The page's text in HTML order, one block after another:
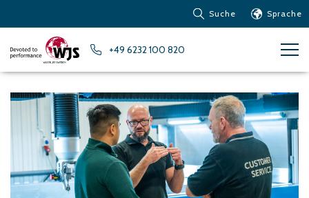
Suche Sprache
+49 6232 100 820
Nachrichten
Über Water Jet
Metalle – Eisenmetalle
Metalle – Aluminium
Metalle – Andere